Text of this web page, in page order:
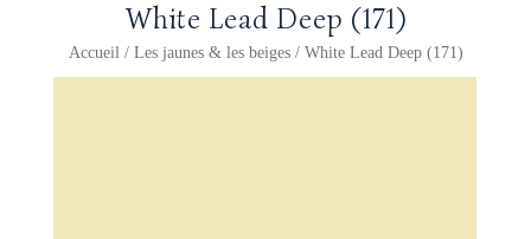
White Lead Deep (171)
Accueil/ Les jaunes & les beiges/ White Lead Deep (171)